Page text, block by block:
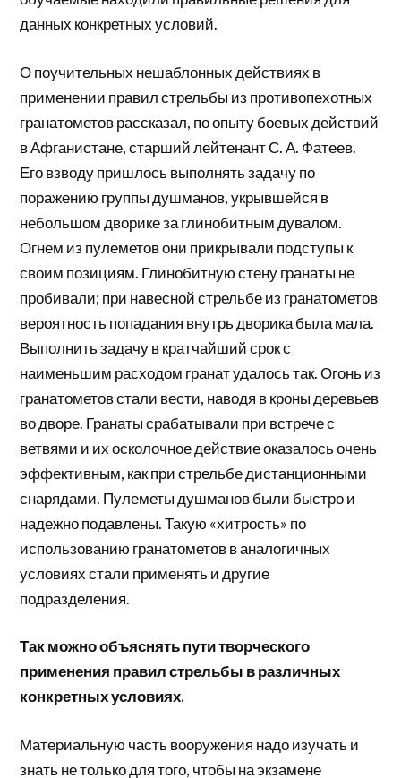
данных конкретных условий.
О поучительных нешаблонных действиях в
применении правил стрельбы из противопехотных
гранатометов рассказал, по опыту боевых действий
в Афганистане, старший лейтенант С. А. Фатеев.
Его взводу пришлось выполнять задачу по
поражению группы душманов, укрывшейся в
небольшом дворике за глинобитным дувалом.
Огнем из пулеметов они прикрывали подступы к
своим позициям. Глинобитную стену гранаты не
пробивали; при навесной стрельбе из гранатометов
вероятность попадания внутрь дворика была мала.
Выполнить задачу в кратчайший срок с
наименьшим расходом гранат удалось так. Огонь из
гранатометов стали вести, наводя в кроны деревьев
во дворе. Гранаты срабатывали при встрече с
ветвями и их осколочное действие оказалось очень
эффективным, как при стрельбе дистанционными
снарядами. Пулеметы душманов были быстро и
надежно подавлены. Такую «хитрость» по
использованию гранатометов в аналогичных
условиях стали применять и другие
подразделения.
Так можно объяснять пути творческого
применения правил стрельбы в различных
конкретных условиях.
Материальную часть вооружения надо изучать и
знать не только для того, чтобы на экзамене